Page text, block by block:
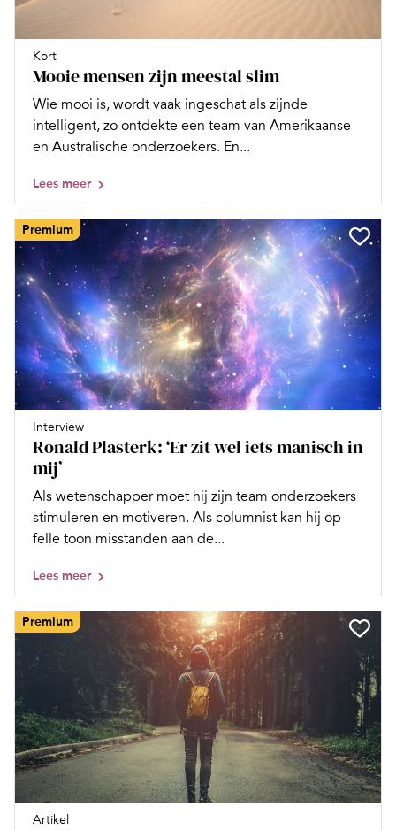
Kort
Mooie mensen zijn meestal slim
Wie mooi is, wordt vaak ingeschat als zijnde
intelligent, zo ontdekte een team van Amerikaanse
en Australische onderzoekers. En...
Lees meer
Premium
Interview
Ronald Plasterk: ‘Er zit wel iets manisch in
mij’
Als wetenschapper moet hij zijn team onderzoekers
stimuleren en motiveren. Als columnist kan hij op
felle toon misstanden aan de...
Lees meer
Premium
Artikel